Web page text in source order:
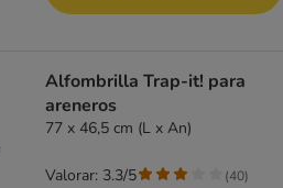
Alfombrilla Trap-it! para
areneros
77 x 46,5 cm (L x An)
Valorar: 3.3/5 (40)